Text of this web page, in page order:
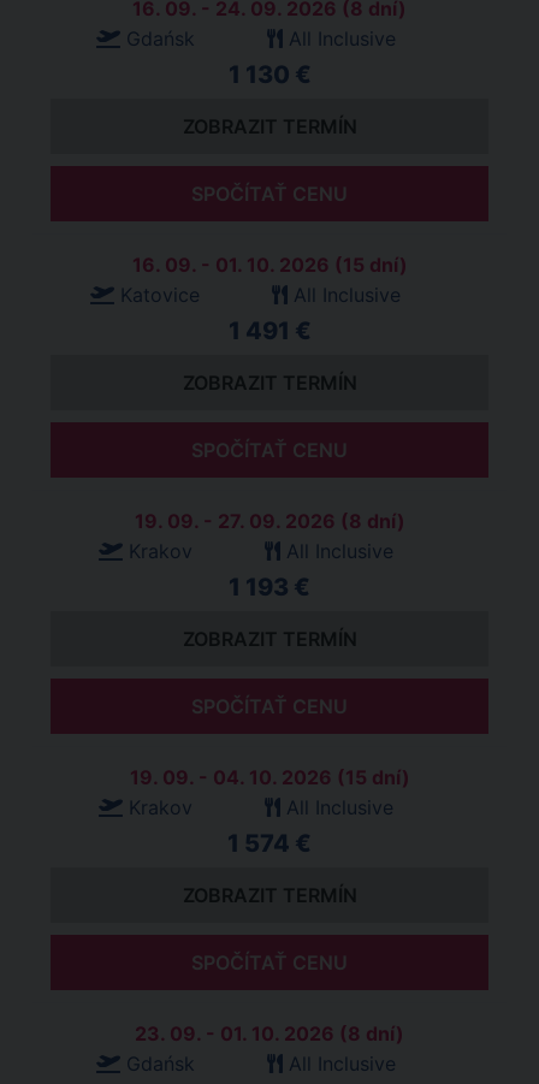
16. 09. - 24. 09. 2026 (8 dní)
Gdańsk
All Inclusive
1 130 €
ZOBRAZIT TERMÍN
SPOČÍTAŤ CENU
16. 09. - 01. 10. 2026 (15 dní)
Katovice
All Inclusive
1 491 €
ZOBRAZIT TERMÍN
SPOČÍTAŤ CENU
19. 09. - 27. 09. 2026 (8 dní)
Krakov
All Inclusive
1 193 €
ZOBRAZIT TERMÍN
SPOČÍTAŤ CENU
19. 09. - 04. 10. 2026 (15 dní)
Krakov
All Inclusive
1 574 €
ZOBRAZIT TERMÍN
SPOČÍTAŤ CENU
23. 09. - 01. 10. 2026 (8 dní)
Gdańsk
All Inclusive